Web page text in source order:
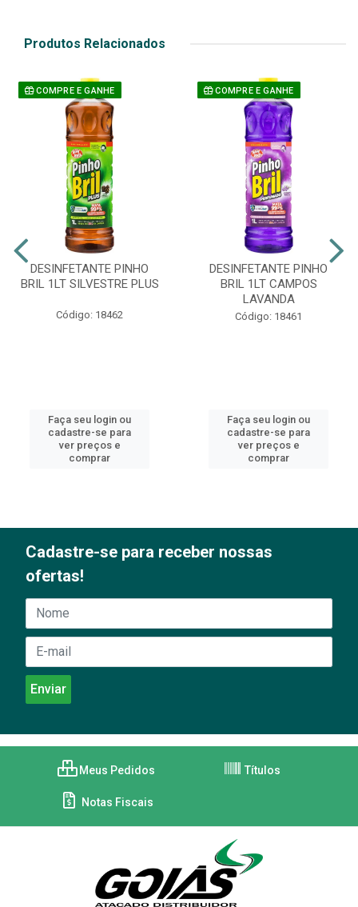
Produtos Relacionados
COMPRE E GANHE
DESINFETANTE PINHO
BRIL 1LT SILVESTRE PLUS
Código: 18462
Faça seu login ou
cadastre-se para
ver preços e
comprar
COMPRE E GANHE
DESINFETANTE PINHO
BRIL 1LT CAMPOS
LAVANDA
Código: 18461
Faça seu login ou
cadastre-se para
ver preços e
comprar
Cadastre-se para receber nossas
ofertas!
Meus Pedidos Títulos
Notas Fiscais